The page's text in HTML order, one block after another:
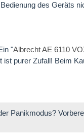
des Geräts
"Albrecht AE 6110
purer Zufall! Beim
Panikmodus?